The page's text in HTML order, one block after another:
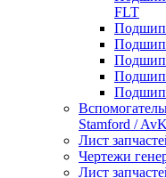
FLT
Stamford / AvK
Лист
Чертежи
Лист